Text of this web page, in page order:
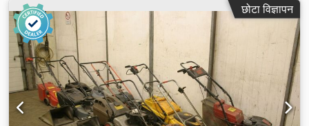
छोटा विज्ञापन